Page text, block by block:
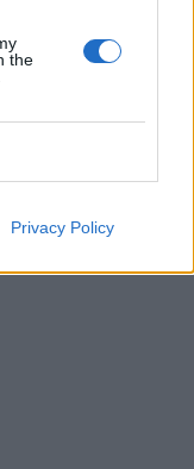
the
Privacy Policy